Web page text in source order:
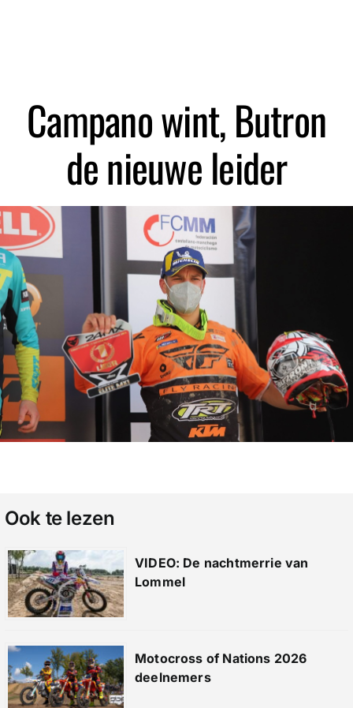
Campano wint, Butron
de nieuwe leider
Ook te lezen
VIDEO: De nachtmerrie van
Lommel
Motocross of Nations 2026
deelnemers